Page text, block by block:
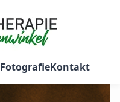
FotografieKontakt